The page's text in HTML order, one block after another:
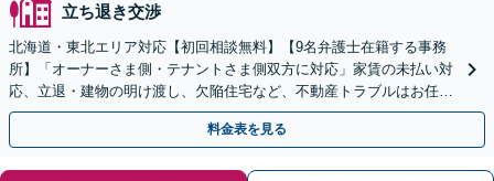
立ち退き交渉
北海道・東北エリア対応【初回相談無料】【9名弁護士在籍する事務
所】「オーナーさま側・テナントさま側双方に対応」家賃の未払い対
応、立退・建物の明け渡し、欠陥住宅など、不動産トラブルはお任せ
ください「早期相談で損失を最小限に」
料金表を見る